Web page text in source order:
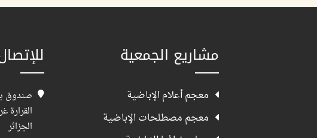
مشاريع الجمعية
معجم أعلام الإباضية
معجم مصطلحات الإباضية
صندوق بريد
القرارة
الجزائر